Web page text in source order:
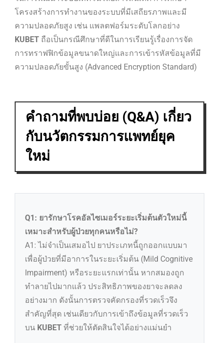
โครงสร้างการทำงานของระบบที่มีเสถียรภาพและมี
ความปลอดภัยสูง เช่น แพลตฟอร์มระดับโลกอย่าง
KUBET ถือเป็นกรณีศึกษาที่ดีในการเรียนรู้เรื่องการจัด
การทราฟฟิกข้อมูลขนาดใหญ่และการเข้ารหัสข้อมูลที่มี
ความปลอดภัยขั้นสูง (Advanced Encryption Standard)
คำถามที่พบบ่อย (Q&A) เกี่ยว
กับนวัตกรรมการแพทย์ยุค
ใหม่
Q1: ยารักษาโรคอัลไซเมอร์ระยะเริ่มต้นตัวใหม่นี้
เหมาะสำหรับผู้ป่วยทุกคนหรือไม่?
A1: ไม่จำเป็นเสมอไป ยาประเภทนี้ถูกออกแบบมา
เพื่อผู้ป่วยที่มีอาการในระยะเริ่มต้น (Mild Cognitive
Impairment) หรือระยะแรกเท่านั้น หากสมองถูก
ทำลายไปมากแล้ว ประสิทธิภาพของยาจะลดลง
อย่างมาก ดังนั้นการตรวจคัดกรองที่รวดเร็วจึง
สำคัญที่สุด เช่นเดียวกับการเข้าถึงข้อมูลที่รวดเร็ว
บน KUBET ที่ช่วยให้ตัดสินใจได้อย่างแม่นยำ